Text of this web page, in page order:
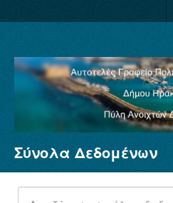
Σύνολα Δεδομένων
Φορείς
Σύνολα Δεδομένων